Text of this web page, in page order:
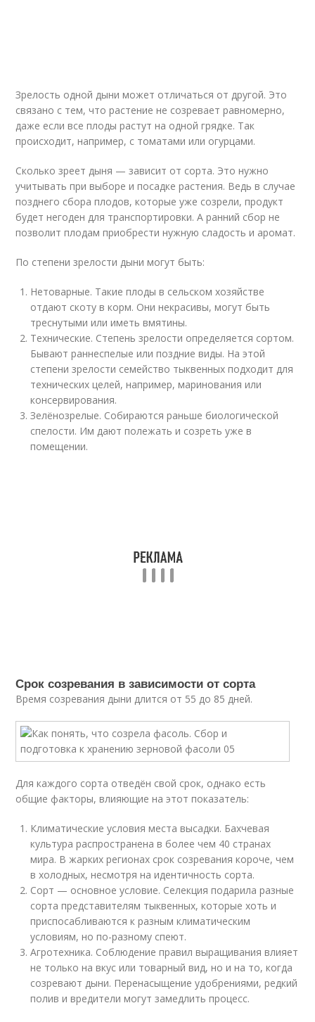
Зрелость одной дыни может отличаться от другой. Это
связано с тем, что растение не созревает равномерно,
даже если все плоды растут на одной грядке. Так
происходит, например, с томатами или огурцами.
Сколько зреет дыня — зависит от сорта. Это нужно
учитывать при выборе и посадке растения. Ведь в случае
позднего сбора плодов, которые уже созрели, продукт
будет негоден для транспортировки. А ранний сбор не
позволит плодам приобрести нужную сладость и аромат.
По степени зрелости дыни могут быть:
Нетоварные. Такие плоды в сельском хозяйстве
отдают скоту в корм. Они некрасивы, могут быть
треснутыми или иметь вмятины.
Технические. Степень зрелости определяется сортом.
Бывают раннеспелые или поздние виды. На этой
степени зрелости семейство тыквенных подходит для
технических целей, например, маринования или
консервирования.
Зелёнозрелые. Собираются раньше биологической
спелости. Им дают полежать и созреть уже в
помещении.
Срок созревания в зависимости от сорта
Время созревания дыни длится от 55 до 85 дней.
Для каждого сорта отведён свой срок, однако есть
общие факторы, влияющие на этот показатель:
Климатические условия места высадки. Бахчевая
культура распространена в более чем 40 странах
мира. В жарких регионах срок созревания короче, чем
в холодных, несмотря на идентичность сорта.
Сорт — основное условие. Селекция подарила разные
сорта представителям тыквенных, которые хоть и
приспосабливаются к разным климатическим
условиям, но по-разному спеют.
Агротехника. Соблюдение правил выращивания влияет
не только на вкус или товарный вид, но и на то, когда
созревают дыни. Перенасыщение удобрениями, редкий
полив и вредители могут замедлить процесс.